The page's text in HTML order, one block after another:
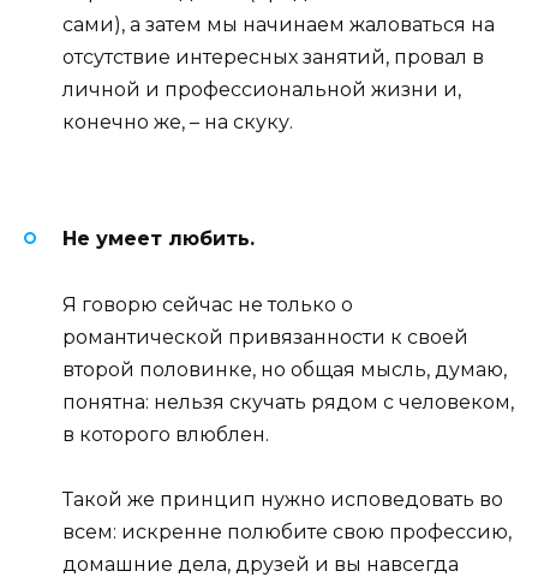
сами), а затем мы начинаем жаловаться на
отсутствие интересных занятий, провал в
личной и профессиональной жизни и,
конечно же, – на скуку.
Не умеет любить.
Я говорю сейчас не только о
романтической привязанности к своей
второй половинке, но общая мысль, думаю,
понятна: нельзя скучать рядом с человеком,
в которого влюблен.
Такой же принцип нужно исповедовать во
всем: искренне полюбите свою профессию,
домашние дела, друзей и вы навсегда